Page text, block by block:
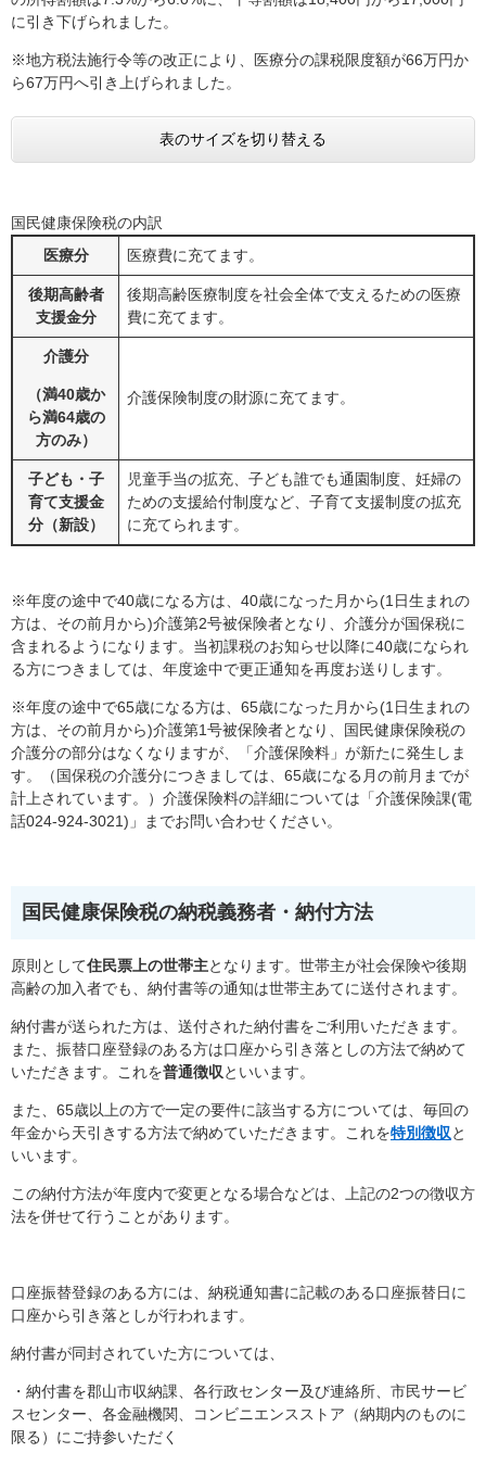
に引き下げられました。
※地方税法施行令等の改正により、医療分の課税限度額が66万円か
ら67万円へ引き上げられました。
表のサイズを切り替える
国民健康保険税の内訳
医療分
医療費に充てます。
後期高齢者
支援金分
後期高齢医療制度を社会全体で支えるための医療
費に充てます。
介護分
（満40歳か
ら満64歳の
方のみ）
介護保険制度の財源に充てます。
子ども・子
育て支援金
分（新設）
児童手当の拡充、子ども誰でも通園制度、妊婦の
ための支援給付制度など、子育て支援制度の拡充
に充てられます。
※年度の途中で40歳になる方は、40歳になった月から(1日生まれの
方は、その前月から)介護第2号被保険者となり、介護分が国保税に
含まれるようになります。当初課税のお知らせ以降に40歳になられ
る方につきましては、年度途中で更正通知を再度お送りします。
※年度の途中で65歳になる方は、65歳になった月から(1日生まれの
方は、その前月から)介護第1号被保険者となり、国民健康保険税の
介護分の部分はなくなりますが、「介護保険料」が新たに発生しま
す。（国保税の介護分につきましては、65歳になる月の前月までが
計上されています。）介護保険料の詳細については「介護保険課(電
話024-924-3021)」までお問い合わせください。
国民健康保険税の納税義務者・納付方法
原則として住民票上の世帯主となります。世帯主が社会保険や後期
高齢の加入者でも、納付書等の通知は世帯主あてに送付されます。
納付書が送られた方は、送付された納付書をご利用いただきます。
また、振替口座登録のある方は口座から引き落としの方法で納めて
いただきます。これを普通徴収といいます。
また、65歳以上の方で一定の要件に該当する方については、毎回の
年金から天引きする方法で納めていただきます。これを特別徴収と
いいます。
この納付方法が年度内で変更となる場合などは、上記の2つの徴収方
法を併せて行うことがあります。
口座振替登録のある方には、納税通知書に記載のある口座振替日に
口座から引き落としが行われます。
納付書が同封されていた方については、
・納付書を郡山市収納課、各行政センター及び連絡所、市民サービ
スセンター、各金融機関、コンビニエンスストア（納期内のものに
限る）にご持参いただく